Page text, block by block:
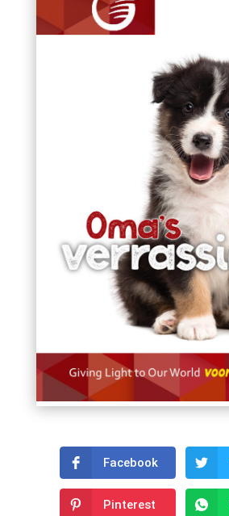
Facebook
Pinterest